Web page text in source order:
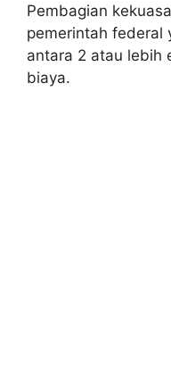
Pembagian
pemerintah federal
antara 2 atau lebih
biaya.